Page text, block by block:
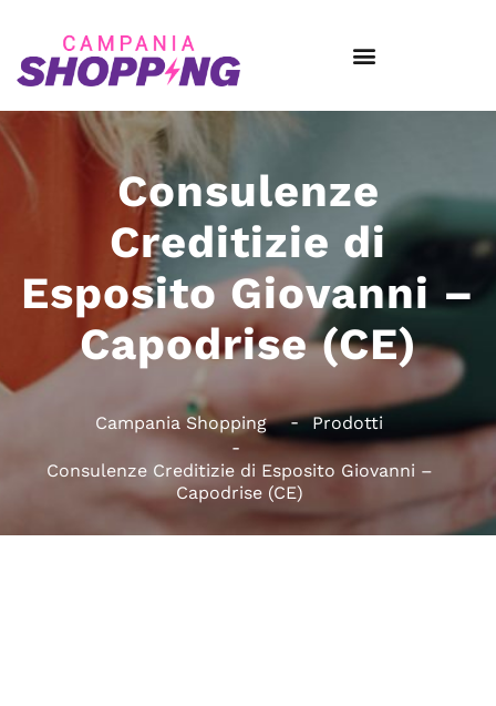
Consulenze
Creditizie di
Esposito Giovanni –
Capodrise (CE)
Campania Shopping Prodotti
Consulenze Creditizie di Esposito Giovanni –
Capodrise (CE)